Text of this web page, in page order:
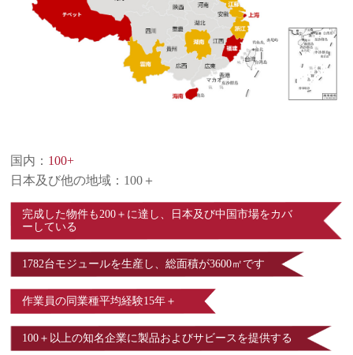
国内： 100+
日本及び他の地域：100＋
完成した物件も200＋に達し、日本及び中国市場をカバ
ーしている
1782台モジュールを生産し、総面積が3600㎡です
作業員の同業種平均経験15年＋
100＋以上の知名企業に製品およびサビースを提供する